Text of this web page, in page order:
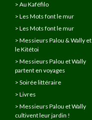
> Au Kaféfilo
> Les Mots font le mur
> Les Mots font le mur
> Messieurs Palou & Wally et
le Kitétoi
> Messieurs Palou et Wally
partent en voyages
> Soirée littéraire
> Livres
> Messieurs Palou et Wally
cultivent leur jardin !